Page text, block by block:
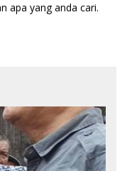
apa yang anda cari.